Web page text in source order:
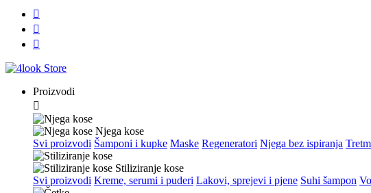



Proizvodi

Njega kose
Svi proizvodi Šamponi i kupke Maske Regeneratori Njega bez ispiranja
Stiliziranje kose
Svi proizvodi Kreme, serumi i puderi Lakovi, sprejevi i pjene Suhi šampon